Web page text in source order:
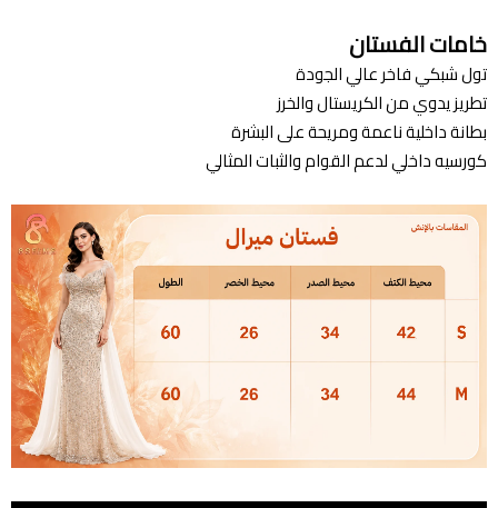
خامات الفستان
تول شبكي فاخر عالي الجودة
تطريز يدوي من الكريستال والخرز
بطانة داخلية ناعمة ومريحة على البشرة
كورسيه داخلي لدعم القوام والثبات المثالي